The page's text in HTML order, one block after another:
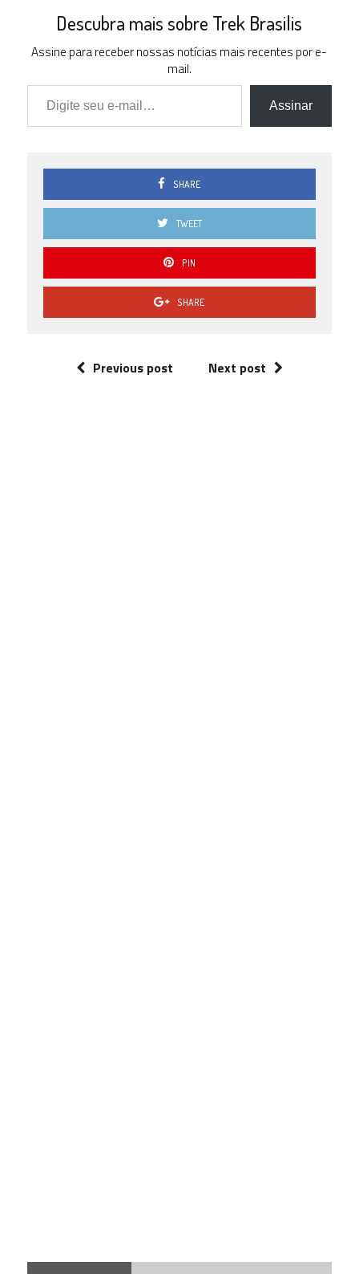
Descubra mais sobre Trek Brasilis
Assine para receber nossas notícias mais recentes por e-
mail.
Digite seu e-mail…
Assinar
SHARE
TWEET
PIN
SHARE
Previous post Next post